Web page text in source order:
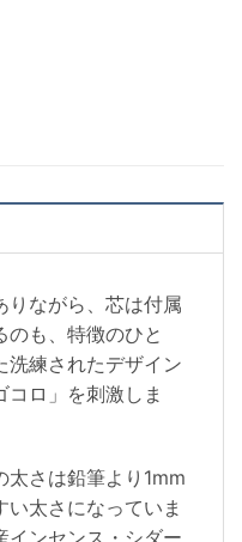
りながら、芯は付属
も、特徴のひと
洗練されたデザイン
ロ」を刺激しま
太さは鉛筆より1mm
太さになっていま